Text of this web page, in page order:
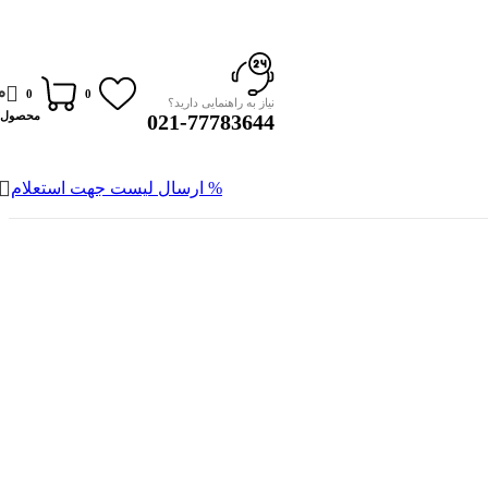
نیاز به راهنمایی دارید؟
021-77783644
0
0
محصول
% ارسال لیست جهت استعلام